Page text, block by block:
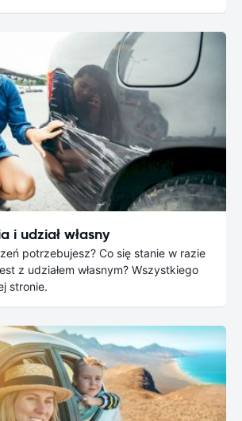
i udział własny
potrzebujesz? Co się stanie w razie
z udziałem własnym? Wszystkiego
stronie.